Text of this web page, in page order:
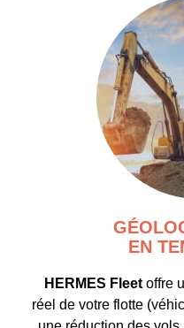
EN
HERMES Fleetoffre
réel de votre flotte